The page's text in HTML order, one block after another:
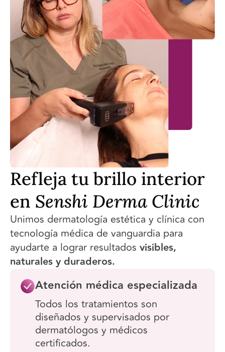
Refleja tu brillo interior
en Senshi Derma Clinic
Unimos dermatología estética y clínica con
tecnología médica de vanguardia para
ayudarte a lograr resultados visibles,
naturales y duraderos.
Atención médica especializada
Todos los tratamientos son
diseñados y supervisados por
dermatólogos y médicos
certificados.